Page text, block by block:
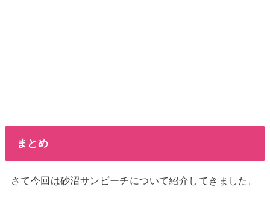
まとめ
さて今回は砂沼サンビーチについて紹介してきました。